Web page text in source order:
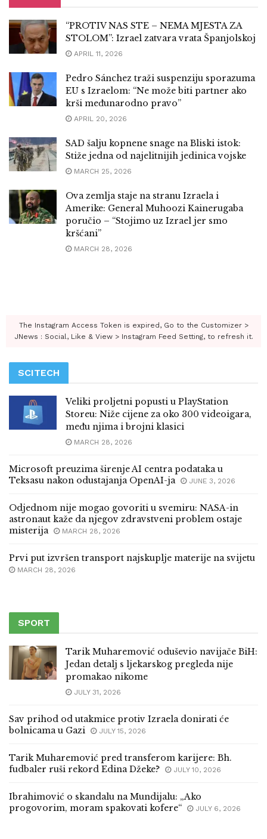
“PROTIV NAS STE – NEMA MJESTA ZA
STOLOM”: Izrael zatvara vrata Španjolskoj
APRIL 11, 2026
Pedro Sánchez traži suspenziju sporazuma
EU s Izraelom: “Ne može biti partner ako
krši međunarodno pravo”
APRIL 20, 2026
SAD šalju kopnene snage na Bliski istok:
Stiže jedna od najelitnijih jedinica vojske
MARCH 25, 2026
Ova zemlja staje na stranu Izraela i
Amerike: General Muhoozi Kainerugaba
poručio – “Stojimo uz Izrael jer smo
kršćani”
MARCH 28, 2026
The Instagram Access Token is expired, Go to the Customizer >
JNews : Social, Like & View > Instagram Feed Setting, to refresh it.
SCITECH
Veliki proljetni popusti u PlayStation
Storeu: Niže cijene za oko 300 videoigara,
među njima i brojni klasici
MARCH 28, 2026
Microsoft preuzima širenje AI centra podataka u
Teksasu nakon odustajanja OpenAI-ja
JUNE 3, 2026
Odjednom nije mogao govoriti u svemiru: NASA-in
astronaut kaže da njegov zdravstveni problem ostaje
misterija
MARCH 28, 2026
Prvi put izvršen transport najskuplje materije na svijetu
MARCH 28, 2026
SPORT
Tarik Muharemović oduševio navijače BiH:
Jedan detalj s ljekarskog pregleda nije
promakao nikome
JULY 31, 2026
Sav prihod od utakmice protiv Izraela donirati će
bolnicama u Gazi
JULY 15, 2026
Tarik Muharemović pred transferom karijere: Bh.
fudbaler ruši rekord Edina Džeke?
JULY 10, 2026
Ibrahimović o skandalu na Mundijalu: „Ako
progovorim, moram spakovati kofere“
JULY 6, 2026